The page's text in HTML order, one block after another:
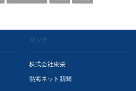
リンク
株式会社東栄
熱海ネット新聞